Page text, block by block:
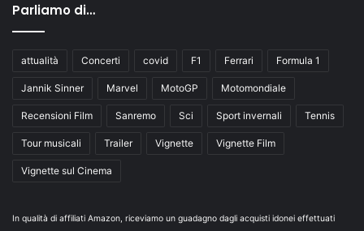
Parliamo di…
attualità Concerti covid F1 Ferrari Formula 1
Jannik Sinner Marvel MotoGP Motomondiale
Recensioni Film Sanremo Sci Sport invernali Tennis
Tour musicali Trailer Vignette Vignette Film
Vignette sul Cinema
In qualità di affiliati Amazon, riceviamo un guadagno dagli acquisti idonei effettuati